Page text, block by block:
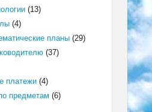
(13)
(4)
планы(29)
(37)
платежи(4)
предметам (6)